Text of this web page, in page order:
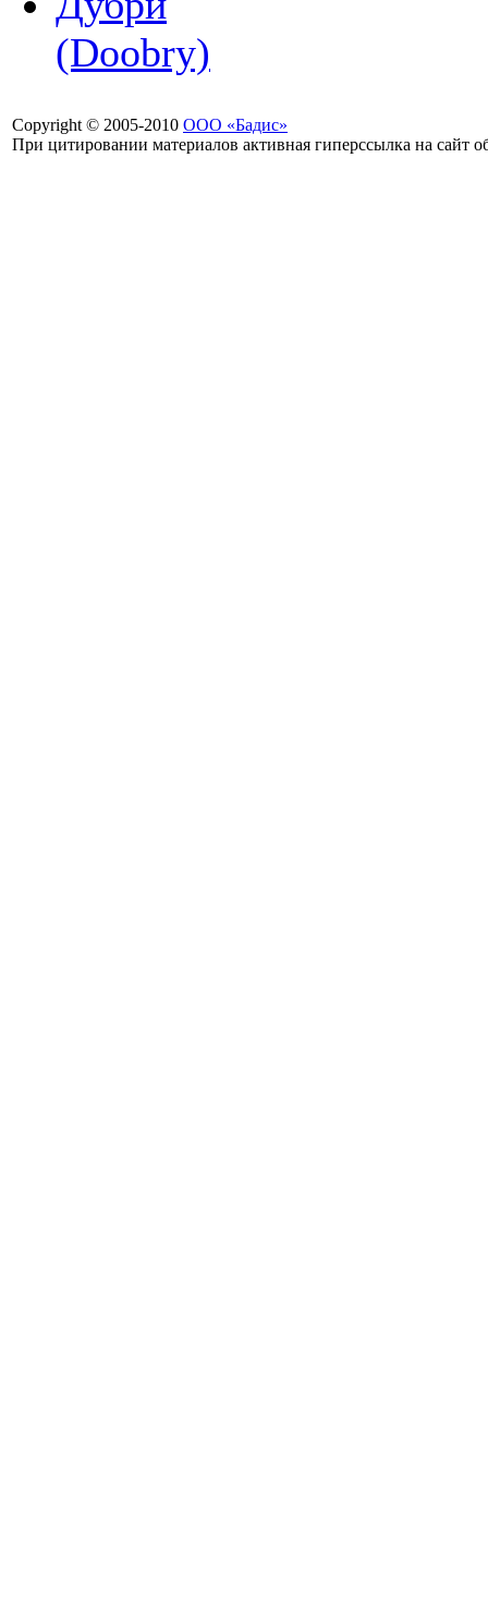
(Doobry)
Copyright © 2005-2010 ООО «Бадис»
При цитировании материалов активная гиперссылка на сайт